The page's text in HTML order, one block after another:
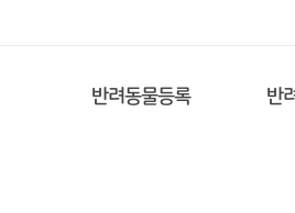
반려동물등록 반